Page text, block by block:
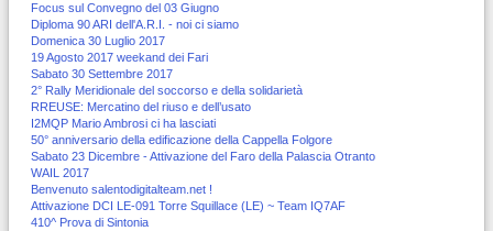
Focus sul Convegno del 03 Giugno
Diploma 90 ARI dell'A.R.I. - noi ci siamo
Domenica 30 Luglio 2017
19 Agosto 2017 weekand dei Fari
Sabato 30 Settembre 2017
2° Rally Meridionale del soccorso e della solidarietà
RREUSE: Mercatino del riuso e dell’usato
I2MQP Mario Ambrosi ci ha lasciati
50° anniversario della edificazione della Cappella Folgore
Sabato 23 Dicembre - Attivazione del Faro della Palascia Otranto
WAIL 2017
Benvenuto salentodigitalteam.net !
Attivazione DCI LE-091 Torre Squillace (LE) ~ Team IQ7AF
410^ Prova di Sintonia